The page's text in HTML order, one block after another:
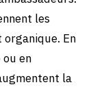
les
organique. En
en
la